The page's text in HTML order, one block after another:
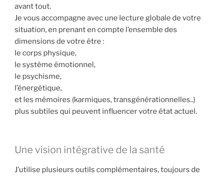
avant tout.
Je vous accompagne avec une lecture globale de votre
situation, en prenant en compte l’ensemble des
dimensions de votre être :
le corps physique,
le système émotionnel,
le psychisme,
l’énergétique,
et les mémoires (karmiques, transgénérationnelles..)
plus subtiles qui peuvent influencer votre état actuel.
Une vision intégrative de la santé
J’utilise plusieurs outils complémentaires, toujours de